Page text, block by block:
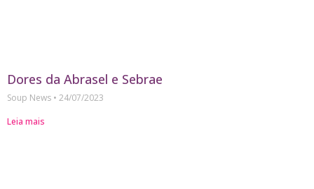
Dores da Abrasel e Sebrae
Soup News
24/07/2023
Leia mais